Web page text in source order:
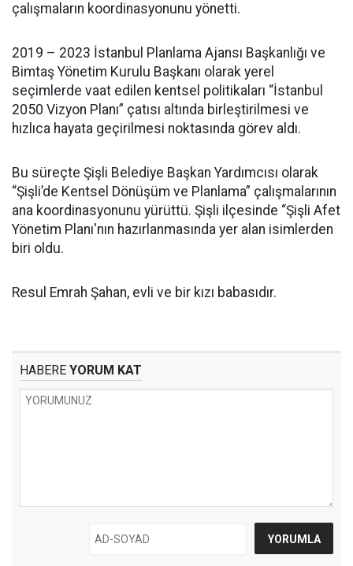
çalışmaların koordinasyonunu yönetti.
2019 – 2023 İstanbul Planlama Ajansı Başkanlığı ve
Bimtaş Yönetim Kurulu Başkanı olarak yerel
seçimlerde vaat edilen kentsel politikaları “İstanbul
2050 Vizyon Planı” çatısı altında birleştirilmesi ve
hızlıca hayata geçirilmesi noktasında görev aldı.
Bu süreçte Şişli Belediye Başkan Yardımcısı olarak
“Şişli’de Kentsel Dönüşüm ve Planlama” çalışmalarının
ana koordinasyonunu yürüttü. Şişli ilçesinde “Şişli Afet
Yönetim Planı'nın hazırlanmasında yer alan isimlerden
biri oldu.
Resul Emrah Şahan, evli ve bir kızı babasıdır.
HABERE YORUM KAT